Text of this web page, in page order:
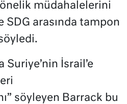
müdahalelerini
SDG arasında tampon
Suriye’nin İsrail’e
söyleyen Barrack bu